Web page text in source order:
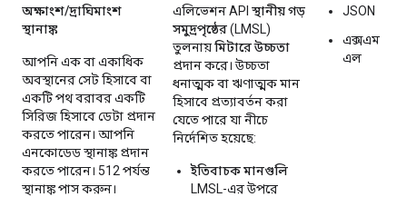
অক্ষাংশ/দ্রাঘিমাংশ
স্থানাঙ্ক
আপনি এক বা একাধিক
অবস্থানের সেট হিসাবে বা
একটি পথ বরাবর একটি
সিরিজ হিসাবে ডেটা প্রদান
করতে পারেন। আপনি
এনকোডেড স্থানাঙ্ক প্রদান
করতে পারেন। 512 পর্যন্ত
স্থানাঙ্ক পাস করুন।
এলিভেশন API স্থানীয় গড়
সমুদ্রপৃষ্ঠের(LMSL)
তুলনায়মিটারে উচ্চতা
প্রদান করে। উচ্চতা
ধনাত্মক বা ঋণাত্মক মান
হিসাবে প্রত্যাবর্তন করা
যেতে পারে যা নীচে
নির্দেশিত হয়েছে:
ইতিবাচক মানগুলি
LMSL-এর উপরে
JSON
এক্সএম
এল